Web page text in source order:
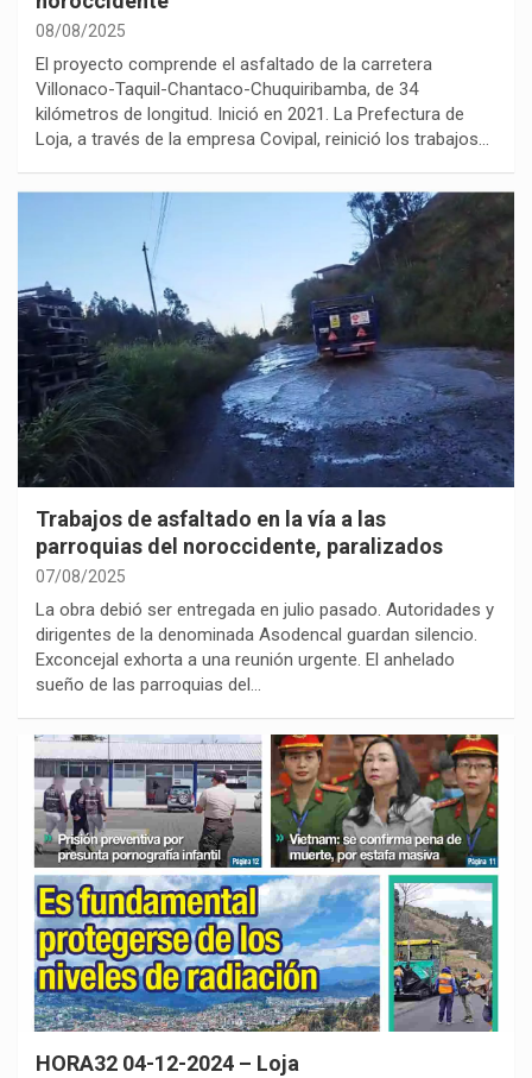
08/08/2025
El proyecto comprende el asfaltado de la carretera
Villonaco-Taquil-Chantaco-Chuquiribamba, de 34
kilómetros de longitud. Inició en 2021. La Prefectura de
Loja, a través de la empresa Covipal, reinició los trabajos…
Trabajos de asfaltado en la vía a las
parroquias del noroccidente, paralizados
07/08/2025
La obra debió ser entregada en julio pasado. Autoridades y
dirigentes de la denominada Asodencal guardan silencio.
Exconcejal exhorta a una reunión urgente. El anhelado
sueño de las parroquias del…
HORA32 04-12-2024 – Loja